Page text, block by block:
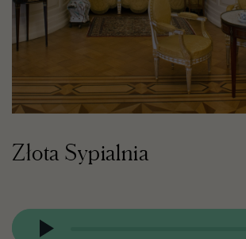
Złota Sypialnia
Odtwarzacz
audio